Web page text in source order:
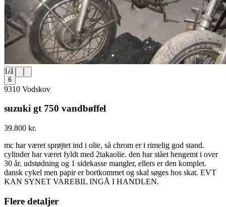
1/1
6
9310 Vodskov
suzuki gt 750 vandbøffel
39.800 kr.
mc har været sprøjtet ind i olie, så chrom er i rimelig god stand.
cylinder har været fyldt med 2takaolie. den har stået hengemt i over
30 år. udstødning og 1 sidekasse mangler, ellers er den komplet.
dansk cykel men papir er bortkommet og skal søges hos skat. EVT
KAN SYNET VAREBIL INGÅ I HANDLEN.
Flere detaljer